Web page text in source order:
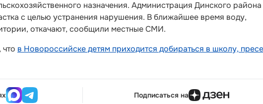
назначения. Администрация Динского района
с целью устранения нарушения. В ближайшее время воду,
откачают, сообщили местные СМИ.
в Новороссийске детям приходится добираться в школу,
Подписаться на